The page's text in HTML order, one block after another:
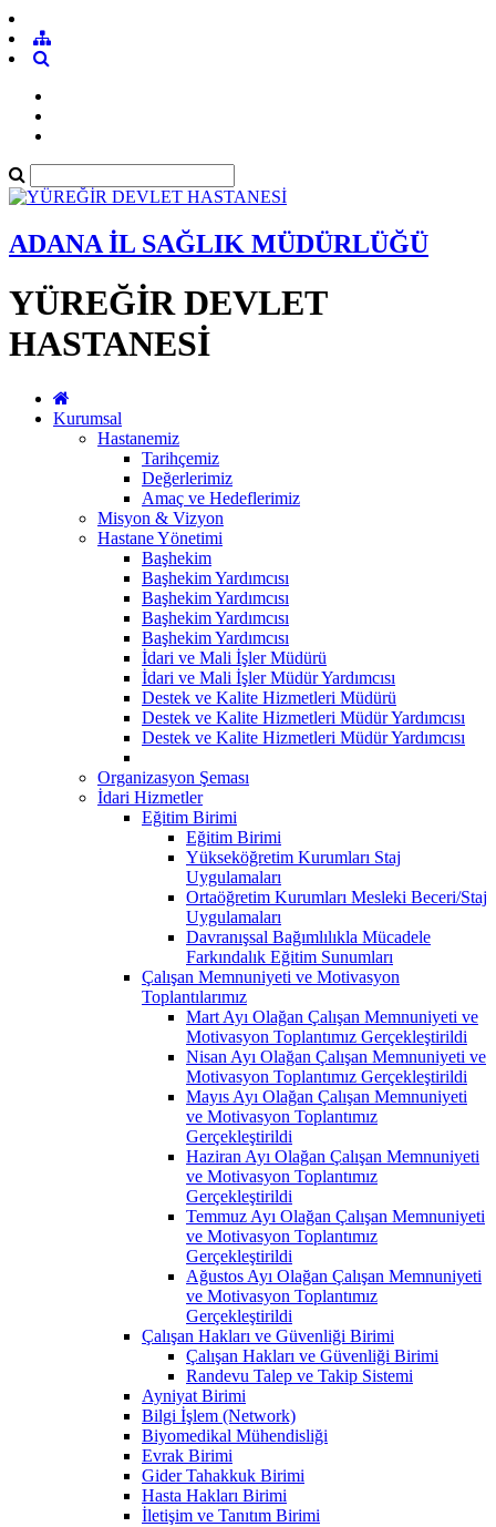
ADANA İL SAĞLIK MÜDÜRLÜĞÜ
YÜREĞİR DEVLET
HASTANESİ
Kurumsal
Hastanemiz
Tarihçemiz
Değerlerimiz
Amaç ve Hedeflerimiz
Misyon & Vizyon
Hastane Yönetimi
Başhekim
Başhekim Yardımcısı
Başhekim Yardımcısı
Başhekim Yardımcısı
Başhekim Yardımcısı
İdari ve Mali İşler Müdürü
İdari ve Mali İşler Müdür Yardımcısı
Destek ve Kalite Hizmetleri Müdürü
Destek ve Kalite Hizmetleri Müdür Yardımcısı
Destek ve Kalite Hizmetleri Müdür Yardımcısı
Organizasyon Şeması
İdari Hizmetler
Eğitim Birimi
Eğitim Birimi
Yükseköğretim Kurumları Staj
Uygulamaları
Ortaöğretim Kurumları Mesleki Beceri/Staj
Uygulamaları
Davranışsal Bağımlılıkla Mücadele
Farkındalık Eğitim Sunumları
Çalışan Memnuniyeti ve Motivasyon
Toplantılarımız
Mart Ayı Olağan Çalışan Memnuniyeti ve
Motivasyon Toplantımız Gerçekleştirildi
Nisan Ayı Olağan Çalışan Memnuniyeti ve
Motivasyon Toplantımız Gerçekleştirildi
Mayıs Ayı Olağan Çalışan Memnuniyeti
ve Motivasyon Toplantımız
Gerçekleştirildi
Haziran Ayı Olağan Çalışan Memnuniyeti
ve Motivasyon Toplantımız
Gerçekleştirildi
Temmuz Ayı Olağan Çalışan Memnuniyeti
ve Motivasyon Toplantımız
Gerçekleştirildi
Ağustos Ayı Olağan Çalışan Memnuniyeti
ve Motivasyon Toplantımız
Gerçekleştirildi
Çalışan Hakları ve Güvenliği Birimi
Çalışan Hakları ve Güvenliği Birimi
Randevu Talep ve Takip Sistemi
Ayniyat Birimi
Bilgi İşlem (Network)
Biyomedikal Mühendisliği
Evrak Birimi
Gider Tahakkuk Birimi
Hasta Hakları Birimi
İletişim ve Tanıtım Birimi